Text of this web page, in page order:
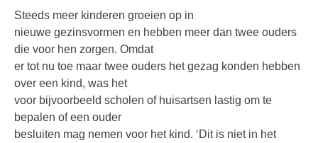
Steeds meer kinderen groeien op in
nieuwe gezinsvormen en hebben meer dan twee ouders
die voor hen zorgen. Omdat
er tot nu toe maar twee ouders het gezag konden hebben
over een kind, was het
voor bijvoorbeeld scholen of huisartsen lastig om te
bepalen of een ouder
besluiten mag nemen voor het kind. ‘Dit is niet in het